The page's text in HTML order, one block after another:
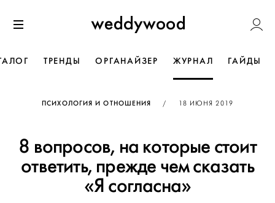
к содержанию
Weddywood
ТРЕНДЫ ОРГАНАЙЗЕР ЖУРНАЛ ГАЙДЫ
ПСИХОЛОГИЯ И ОТНОШЕНИЯ / ОПУБЛИКОВАНО
18 ИЮНЯ 2019
8 вопросов, на которые стоит
ответить, прежде чем сказать
«Я согласна»